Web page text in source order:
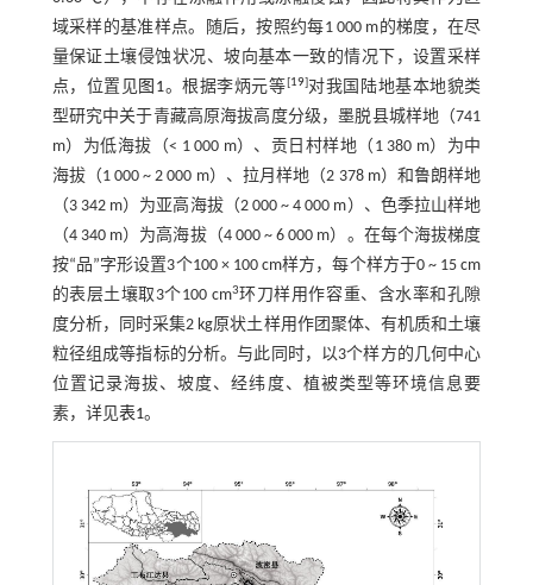
域采样的基准样点。随后，按照约每1 000 m的梯度，在尽
量保证土壤侵蚀状况、坡向基本一致的情况下，设置采样
点，位置见图1。根据李炳元等[19]对我国陆地基本地貌类
型研究中关于青藏高原海拔高度分级，墨脱县城样地（741
m）为低海拔（< 1 000 m）、贡日村样地（1 380 m）为中
海拔（1 000 ~ 2 000 m）、拉月样地（2 378 m）和鲁朗样地
（3 342 m）为亚高海拔（2 000 ~ 4 000 m）、色季拉山样地
（4 340 m）为高海拔（4 000 ~ 6 000 m）。在每个海拔梯度
按“品”字形设置3个100 × 100 cm样方，每个样方于0 ~ 15 cm
的表层土壤取3个100 cm3环刀样用作容重、含水率和孔隙
度分析，同时采集2 kg原状土样用作团聚体、有机质和土壤
粒径组成等指标的分析。与此同时，以3个样方的几何中心
位置记录海拔、坡度、经纬度、植被类型等环境信息要
素，详见表1。